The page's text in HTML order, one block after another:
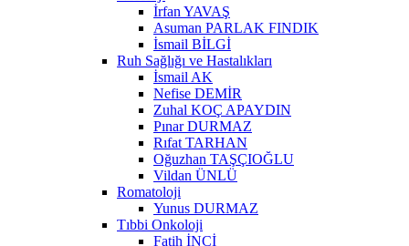
İrfan YAVAŞ
Asuman PARLAK FINDIK
İsmail BİLGİ
Ruh Sağlığı ve Hastalıkları
İsmail AK
Nefise DEMİR
Zuhal KOÇ APAYDIN
Pınar DURMAZ
Rıfat TARHAN
Oğuzhan TAŞÇIOĞLU
Vildan ÜNLÜ
Romatoloji
Yunus DURMAZ
Tıbbi Onkoloji
Fatih İNCİ